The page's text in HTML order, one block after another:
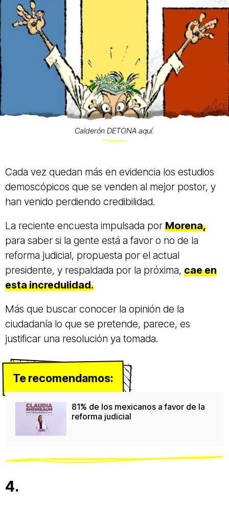
Calderón DETONA aquí.
Cada vez quedan más en evidencia los estudios
demoscópicos que se venden al mejor postor, y
han venido perdiendo credibilidad.
La reciente encuesta impulsada por Morena,
para saber si la gente está a favor o no de la
reforma judicial, propuesta por el actual
presidente, y respaldada por la próxima, cae en
esta incredulidad.
Más que buscar conocer la opinión de la
ciudadanía lo que se pretende, parece, es
justificar una resolución ya tomada.
Te recomendamos:
81% de los mexicanos a favor de la
reforma judicial
4.